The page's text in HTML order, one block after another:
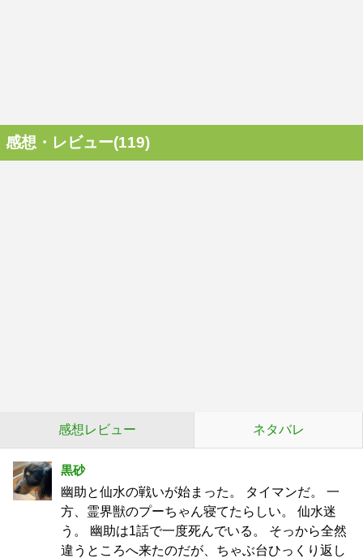
感想・レビュー(119)
感想レビュー ネタバレ
黒砂
幽助と仙水の戦いが始まった。 タイマンだ。 一
方、霊界獣のプーちゃん寝てたらしい。 仙水迷
う。 幽助は1話で一度死んでいる。 そっから全然
違うところへ来たのだが、ちゃぶ台ひっくり返し